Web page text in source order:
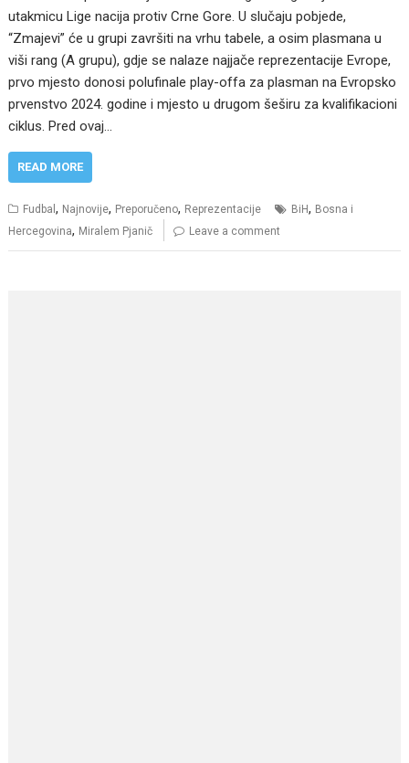
utakmicu Lige nacija protiv Crne Gore. U slučaju pobjede,
“Zmajevi” će u grupi završiti na vrhu tabele, a osim plasmana u
viši rang (A grupu), gdje se nalaze najjače reprezentacije Evrope,
prvo mjesto donosi polufinale play-offa za plasman na Evropsko
prvenstvo 2024. godine i mjesto u drugom šeširu za kvalifikacioni
ciklus. Pred ovaj…
READ MORE
Fudbal, Najnovije, Preporučeno, Reprezentacije BiH, Bosna i
Hercegovina, Miralem Pjanič Leave a comment